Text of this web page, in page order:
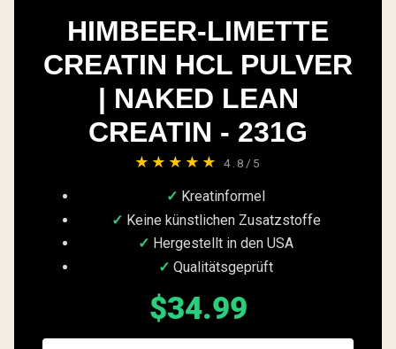
HIMBEER-LIMETTE
CREATIN HCL PULVER
| NAKED LEAN
CREATIN - 231G
★★★★★ 4.8/5
Kreatinformel
Keine künstlichen Zusatzstoffe
Hergestellt in den USA
Qualitätsgeprüft
$34.99